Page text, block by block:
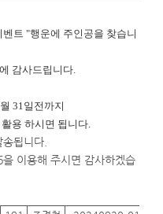
트 "행운에 주인공을 찾습니
감사드립니다.
31일전까지
용 하시면 됩니다.
됩니다.
이용해 주시면 감사하겠습